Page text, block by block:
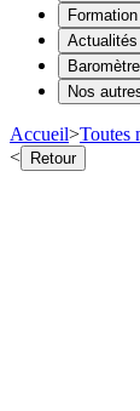
Formation
Actualités
Baromètre
Nos
Accueil>Toutes
< Retour